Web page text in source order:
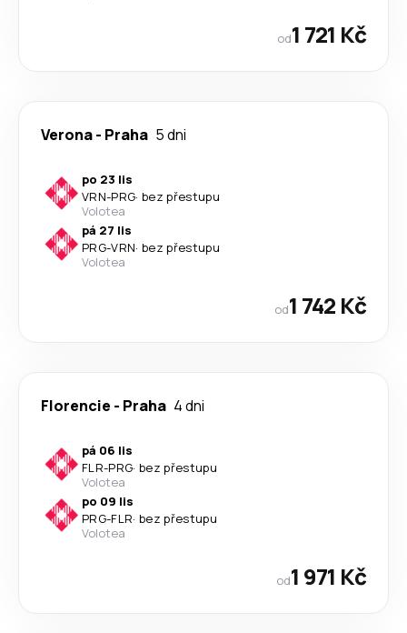
od1 721 Kč
Verona- Praha 5 dni
po 23 lis
VRN-PRG· bez přestupu
Volotea
pá 27 lis
PRG-VRN· bez přestupu
Volotea
od1 742 Kč
Florencie - Praha 4 dni
pá 06 lis
FLR-PRG· bez přestupu
Volotea
po 09 lis
PRG-FLR· bez přestupu
Volotea
od1 971 Kč